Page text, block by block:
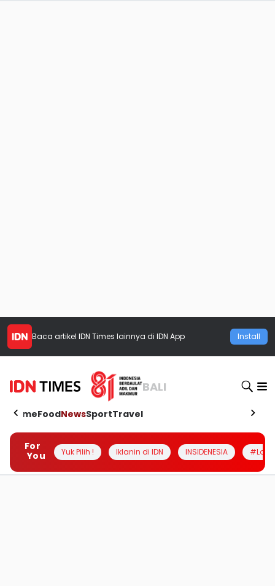
Baca artikel IDN Times lainnya di IDN App Install
BALI
HomeFoodNewsSportTravel
For
You
Yuk Pilih ! Iklanin di IDN INSIDENESIA